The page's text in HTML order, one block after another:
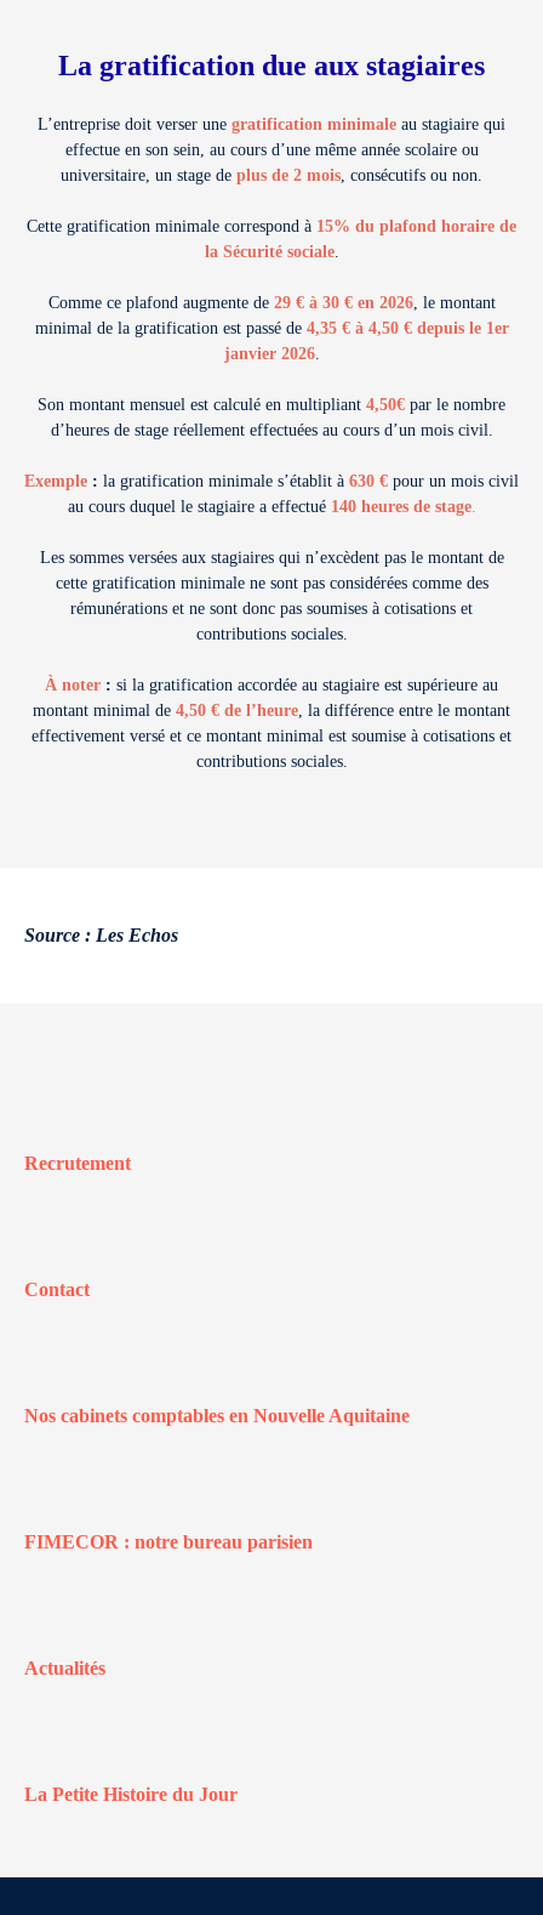
La gratification due aux stagiaires
L’entreprise doit verser une gratification minimale au stagiaire qui
effectue en son sein, au cours d’une même année scolaire ou
universitaire, un stage de plus de 2 mois , consécutifs ou non.
Cette gratification minimale correspond à 15% du plafond horaire de
la Sécurité sociale.
Comme ce plafond augmente de 29 € à 30 € en 2026, le montant
minimal de la gratification est passé de 4,35 € à 4,50 € depuis le 1er
janvier 2026.
Son montant mensuel est calculé en multipliant 4,50€ par le nombre
d’heures de stage réellement effectuées au cours d’un mois civil.
Exemple : la gratification minimale s’établit à 630 € pour un mois civil
au cours duquel le stagiaire a effectué 140 heures de stage.
Les sommes versées aux stagiaires qui n’excèdent pas le montant de
cette gratification minimale ne sont pas considérées comme des
rémunérations et ne sont donc pas soumises à cotisations et
contributions sociales.
À noter : si la gratification accordée au stagiaire est supérieure au
montant minimal de 4,50 € de l’heure , la différence entre le montant
effectivement versé et ce montant minimal est soumise à cotisations et
contributions sociales.
Source : Les Echos
Recrutement
Contact
Nos cabinets comptables en Nouvelle Aquitaine
FIMECOR : notre bureau parisien
Actualités
La Petite Histoire du Jour